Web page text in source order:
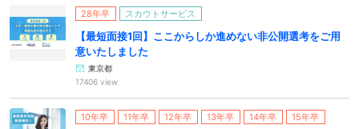
28年卒 スカウトサービス
【最短面接1回】ここからしか進めない非公開選考をご用
意いたしました
東京都
17406 view
10年卒 11年卒 12年卒 13年卒 14年卒
15年卒